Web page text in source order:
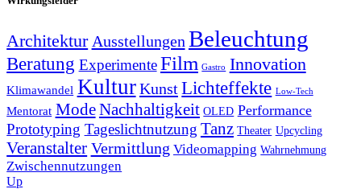
Architektur Ausstellungen Beleuchtung
Beratung Experimente Film Gastro Innovation
Klimawandel Kultur KunstLichteffekte Low-Tech
Mentorat Mode Nachhaltigkeit OLED Performance
Prototyping Tageslichtnutzung Tanz Theater Upcycling
Veranstalter Vermittlung Videomapping Wahrnehmung
Zwischennutzungen
Up